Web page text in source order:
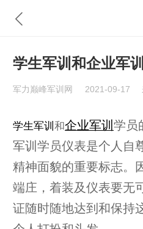
学生军训和企业军
军力巅峰军训网 2021-09-17
学生军训 和企业军训 学员
军训学员仪表是个人自
精神面貌的重要标志。
端庄，着装及仪表要无
证随时随地达到和保持